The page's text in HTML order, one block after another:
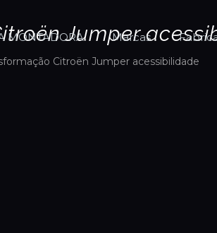
MONTADORA Marcas
Jumper
Citroën Jumper acessibilidade